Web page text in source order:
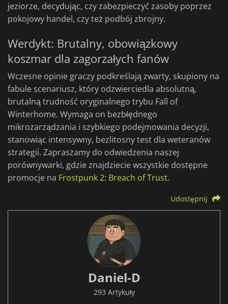
jeziorze, decydując, czy zabezpieczyć zasoby poprzez
pokojowy handel, czy też podbój zbrojny.
Werdykt: Brutalny, obowiązkowy
koszmar dla zagorzałych fanów
Wczesne opinie graczy podkreślają zwarty, skupiony na
fabule scenariusz, który odzwierciedla absolutną,
brutalną trudność oryginalnego trybu Fall of
Winterhome. Wymaga on bezbłędnego
mikrozarządzania i szybkiego podejmowania decyzji,
stanowiąc intensywny, bezlitosny test dla weteranów
strategii. Zapraszamy do odwiedzenia naszej
porównywarki, gdzie znajdziecie wszystkie dostępne
promocje na Frostpunk 2: Breach of Trust.
Udostępnij
Daniel-D
293 Artykuły